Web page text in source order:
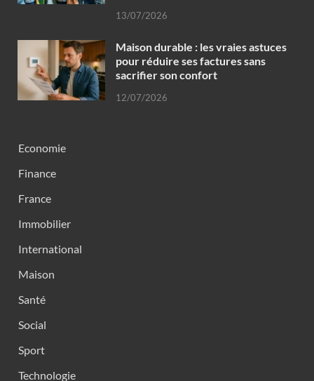
13/07/2026
Maison durable : les vraies astuces
pour réduire ses factures sans
sacrifier son confort
12/07/2026
Economie
Finance
France
Immobilier
International
Maison
Santé
Social
Sport
Technologie